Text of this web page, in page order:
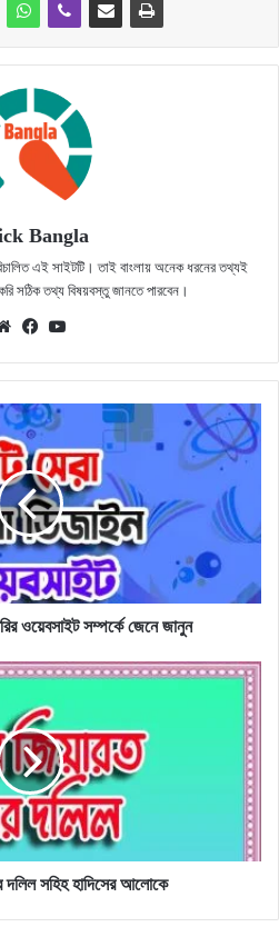
Bangla
এই সাইটটি। তাই বাংলায় অনেক ধরনের তথ্যই
সঠিক তথ্য বিষয়বস্তু জানতে পারবেন।
WebsiteFacebook
ওয়েবসাইট সম্পর্কে জেনে জানুন
দলিল সহিহ হাদিসের আলোকে